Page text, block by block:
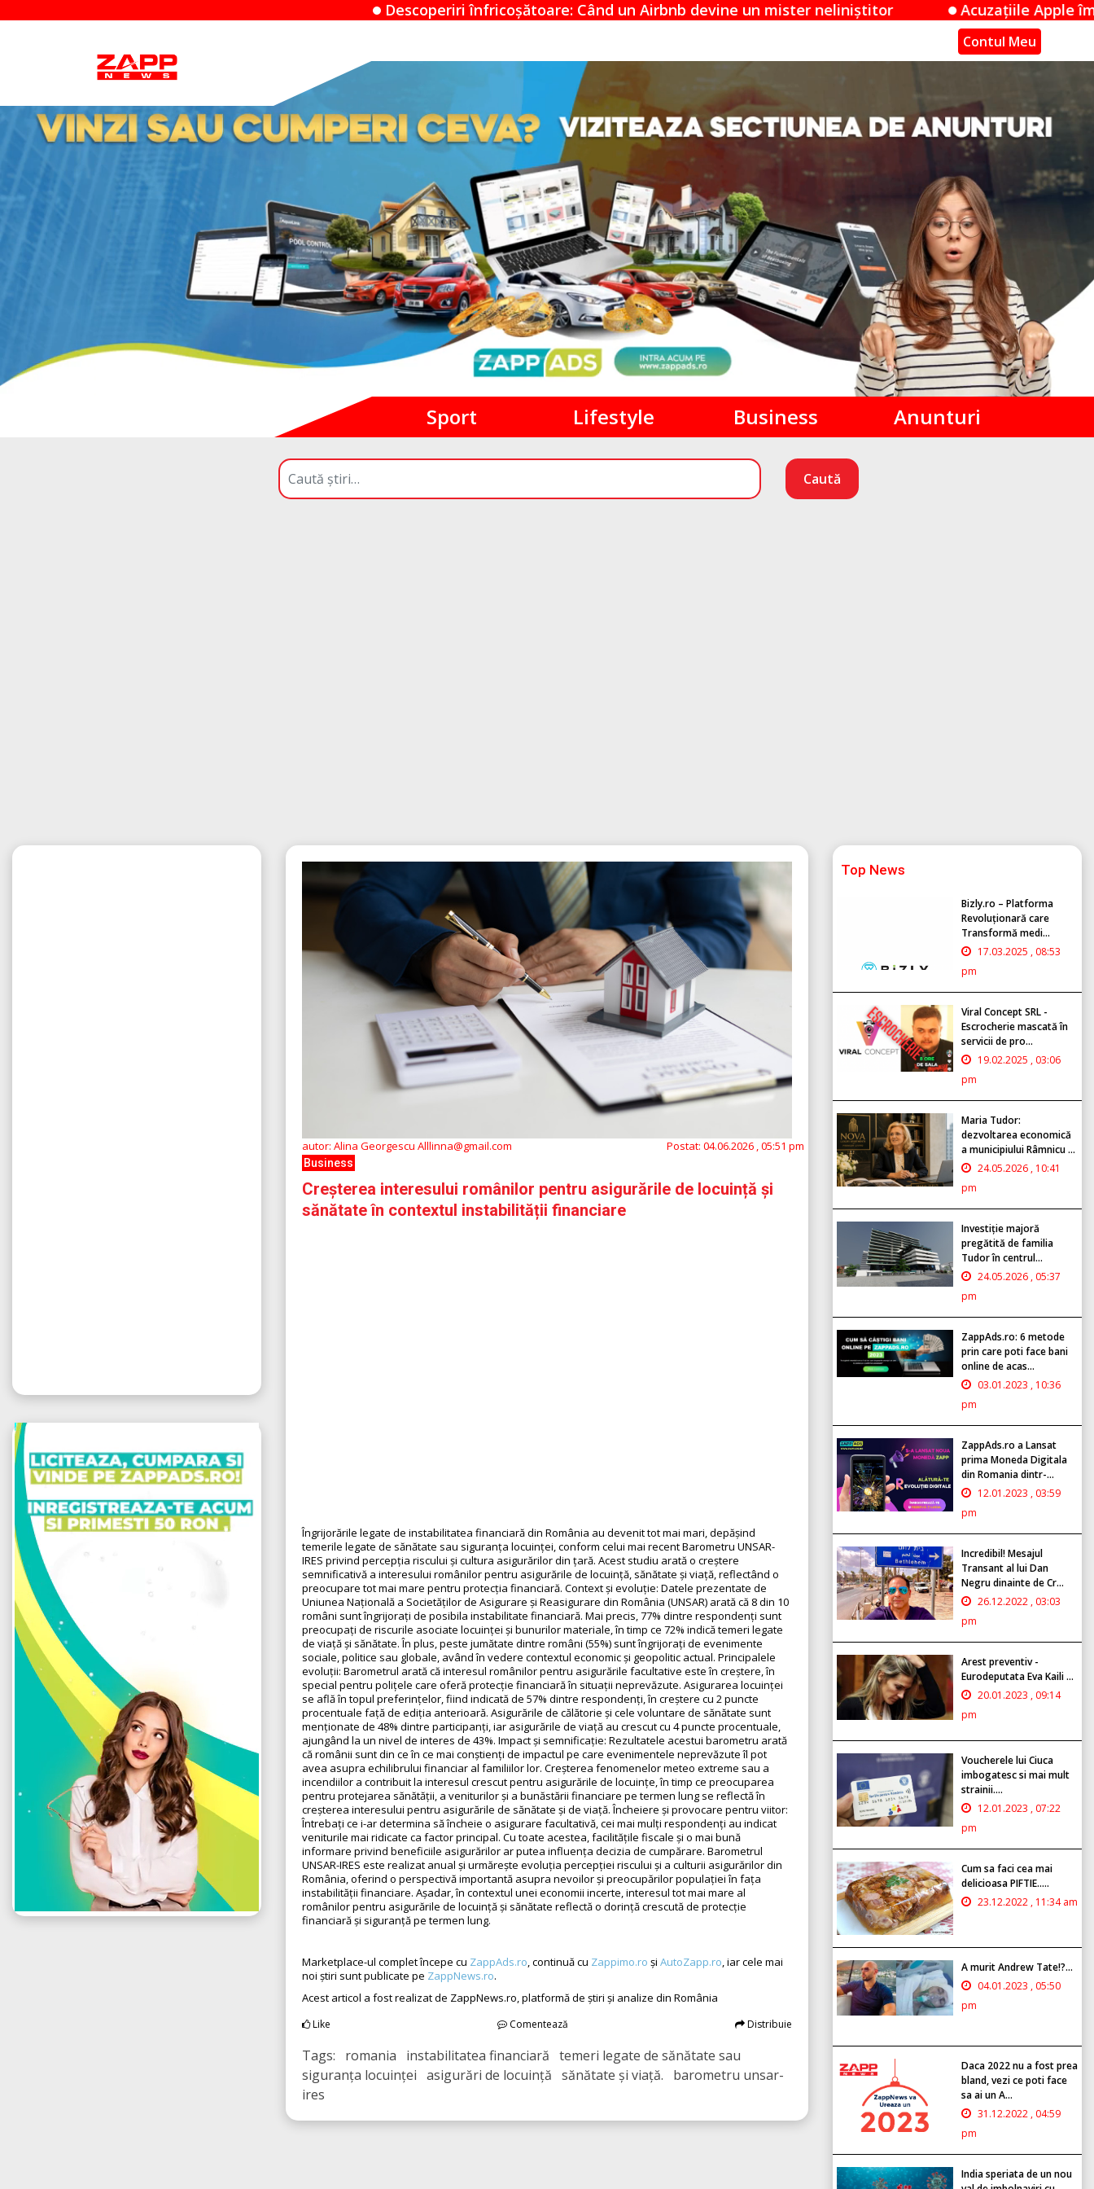
Descoperiri înfricoșătoare: Când un Airbnb devine un mister neliniștitor Acuzațiile Apple împotriva OpenAI: O
Contul Meu
Sport Lifestyle Business Anunturi
Caută
autor: Alina Georgescu Alllinna@gmail.com Postat: 04.06.2026 , 05:51 pm
Business
Creșterea interesului românilor pentru asigurările de locuință și
sănătate în contextul instabilității financiare
Îngrijorările legate de instabilitatea financiară din România au devenit tot mai mari, depășind
temerile legate de sănătate sau siguranța locuinței, conform celui mai recent Barometru UNSAR-
IRES privind percepția riscului și cultura asigurărilor din țară. Acest studiu arată o creștere
semnificativă a interesului românilor pentru asigurările de locuință, sănătate și viață, reflectând o
preocupare tot mai mare pentru protecția financiară. Context și evoluție: Datele prezentate de
Uniunea Națională a Societăților de Asigurare și Reasigurare din România (UNSAR) arată că 8 din 10
români sunt îngrijorați de posibila instabilitate financiară. Mai precis, 77% dintre respondenți sunt
preocupați de riscurile asociate locuinței și bunurilor materiale, în timp ce 72% indică temeri legate
de viață și sănătate. În plus, peste jumătate dintre români (55%) sunt îngrijorați de evenimente
sociale, politice sau globale, având în vedere contextul economic și geopolitic actual. Principalele
evoluții: Barometrul arată că interesul românilor pentru asigurările facultative este în creștere, în
special pentru polițele care oferă protecție financiară în situații neprevăzute. Asigurarea locuinței
se află în topul preferințelor, fiind indicată de 57% dintre respondenți, în creștere cu 2 puncte
procentuale față de ediția anterioară. Asigurările de călătorie și cele voluntare de sănătate sunt
menționate de 48% dintre participanți, iar asigurările de viață au crescut cu 4 puncte procentuale,
ajungând la un nivel de interes de 43%. Impact și semnificație: Rezultatele acestui barometru arată
că românii sunt din ce în ce mai conștienți de impactul pe care evenimentele neprevăzute îl pot
avea asupra echilibrului financiar al familiilor lor. Creșterea fenomenelor meteo extreme sau a
incendiilor a contribuit la interesul crescut pentru asigurările de locuințe, în timp ce preocuparea
pentru protejarea sănătății, a veniturilor și a bunăstării financiare pe termen lung se reflectă în
creșterea interesului pentru asigurările de sănătate și de viață. Încheiere și provocare pentru viitor:
Întrebați ce i-ar determina să încheie o asigurare facultativă, cei mai mulți respondenți au indicat
veniturile mai ridicate ca factor principal. Cu toate acestea, facilitățile fiscale și o mai bună
informare privind beneficiile asigurărilor ar putea influența decizia de cumpărare. Barometrul
UNSAR-IRES este realizat anual și urmărește evoluția percepției riscului și a culturii asigurărilor din
România, oferind o perspectivă importantă asupra nevoilor și preocupărilor populației în fața
instabilității financiare. Așadar, în contextul unei economii incerte, interesul tot mai mare al
românilor pentru asigurările de locuință și sănătate reflectă o dorință crescută de protecție
financiară și siguranță pe termen lung.
Marketplace-ul complet începe cu ZappAds.ro , continuă cu Zappimo.ro și AutoZapp.ro , iar cele mai
noi știri sunt publicate pe ZappNews.ro.
Acest articol a fost realizat de ZappNews.ro, platformă de știri și analize din România
Like Comentează Distribuie
Tags: romania instabilitatea financiară temeri legate de sănătate sau
siguranța locuinței asigurări de locuință sănătate și viață. barometru unsar-
ires
Top News
Bizly.ro – Platforma
Revoluționară care
Transformă medi...
17.03.2025 , 08:53
pm
Viral Concept SRL -
Escrocherie mascată în
servicii de pro...
19.02.2025 , 03:06
pm
Maria Tudor:
dezvoltarea economică
a municipiului Râmnicu ...
24.05.2026 , 10:41
pm
Investiție majoră
pregătită de familia
Tudor în centrul...
24.05.2026 , 05:37
pm
ZappAds.ro: 6 metode
prin care poti face bani
online de acas...
03.01.2023 , 10:36
pm
ZappAds.ro a Lansat
prima Moneda Digitala
din Romania dintr-...
12.01.2023 , 03:59
pm
Incredibil! Mesajul
Transant al lui Dan
Negru dinainte de Cr...
26.12.2022 , 03:03
pm
Arest preventiv -
Eurodeputata Eva Kaili ...
20.01.2023 , 09:14
pm
Voucherele lui Ciuca
imbogatesc si mai mult
strainii....
12.01.2023 , 07:22
pm
Cum sa faci cea mai
delicioasa PIFTIE.....
23.12.2022 , 11:34 am
A murit Andrew Tate!?...
04.01.2023 , 05:50
pm
Daca 2022 nu a fost prea
bland, vezi ce poti face
sa ai un A...
31.12.2022 , 04:59
pm
India speriata de un nou